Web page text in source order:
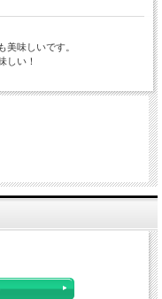
美味しいです。
しい！